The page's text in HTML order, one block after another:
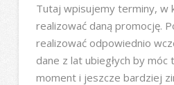
Tutaj wpisujemy terminy, w
realizować daną promocję.
realizować odpowiednio
dane z lat ubiegłych by
moment i jeszcze bardziej